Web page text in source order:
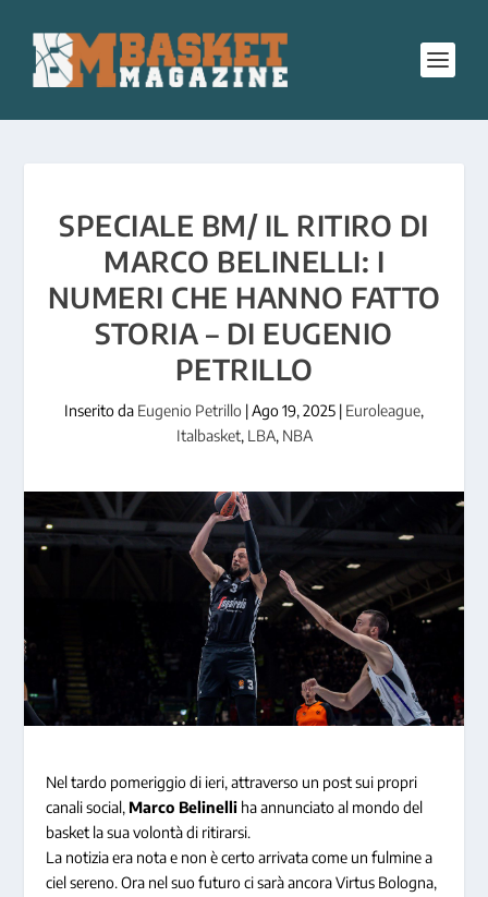
SPECIALE BM/ IL RITIRO DI
MARCO BELINELLI: I
NUMERI CHE HANNO FATTO
STORIA – DI EUGENIO
PETRILLO
Inserito da Eugenio Petrillo |Ago 19, 2025 | Euroleague,
Italbasket, LBA, NBA
Nel tardo pomeriggio di ieri, attraverso un post sui propri
canali social, Marco Belinelli ha annunciato al mondo del
basket la sua volontà di ritirarsi.
La notizia era nota e non è certo arrivata come un fulmine a
ciel sereno. Ora nel suo futuro ci sarà ancora Virtus Bologna,